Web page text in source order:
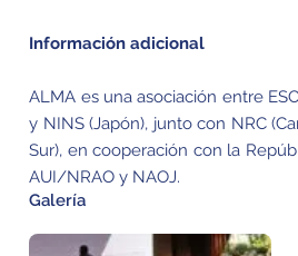
Información adicional
ALMA es una asociación entre
y NINS (Japón), junto con NRC
Sur), en cooperación con la
AUI/NRAO y NAOJ.
Galería